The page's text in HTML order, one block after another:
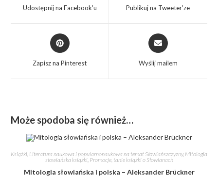
Udostępnij na Facebook'u Publikuj na Tweeter'ze
Zapisz na Pinterest Wyślij mailem
Może spodoba się również…
Książki, Literatura naukowa i popularnonaukowa na temat Słowiańszczyzny, Mitologia
słowiańska książki, Promocje, tanie książki o Słowianach
Mitologia słowiańska i polska – Aleksander Brückner